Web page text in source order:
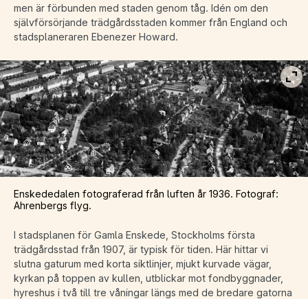
men är förbunden med staden genom tåg. Idén om den
självförsörjande trädgårdsstaden kommer från England och
stadsplaneraren Ebenezer Howard.
Enskededalen fotograferad från luften år 1936. Fotograf:
Ahrenbergs flyg.
I stadsplanen för Gamla Enskede, Stockholms första
trädgårdsstad från 1907, är typisk för tiden. Här hittar vi
slutna gaturum med korta siktlinjer, mjukt kurvade vägar,
kyrkan på toppen av kullen, utblickar mot fondbyggnader,
hyreshus i två till tre våningar längs med de bredare gatorna